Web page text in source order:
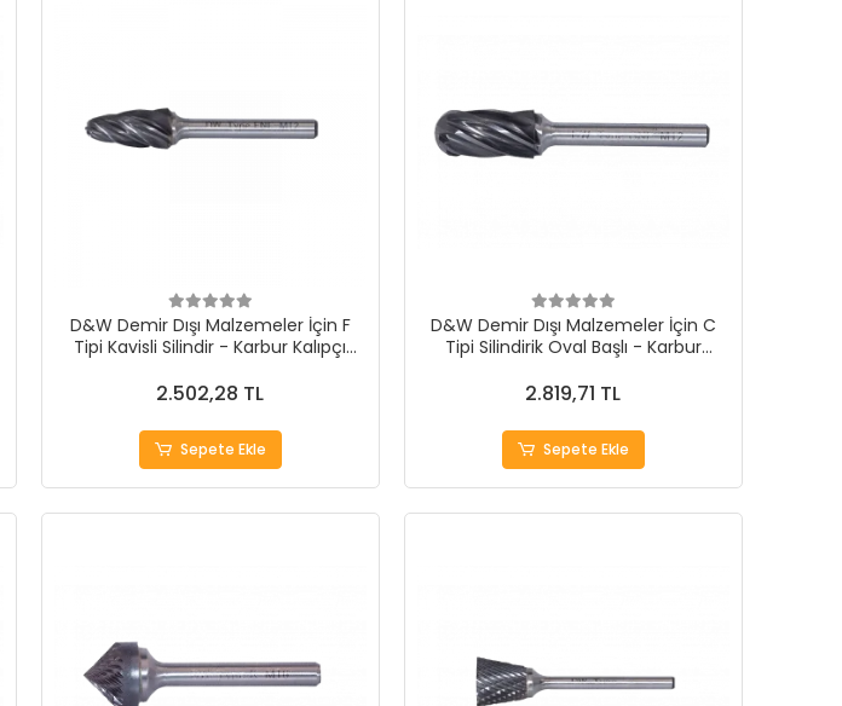
D&W Demir Dışı Malzemeler İçin F
Tipi Kavisli Silindir - Karbur Kalıpçı
2.502,28 TL
Sepete Ekle
D&W Demir Dışı Malzemeler İçin C
Tipi Silindirik Oval Başlı - Karbur
2.819,71 TL
Sepete Ekle